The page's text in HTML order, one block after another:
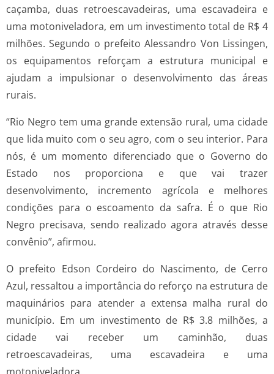
caçamba, duas retroescavadeiras, uma escavadeira e
uma motoniveladora, em um investimento total de R$ 4
milhões. Segundo o prefeito Alessandro Von Lissingen,
os equipamentos reforçam a estrutura municipal e
ajudam a impulsionar o desenvolvimento das áreas
rurais.
“Rio Negro tem uma grande extensão rural, uma cidade
que lida muito com o seu agro, com o seu interior. Para
nós, é um momento diferenciado que o Governo do
Estado nos proporciona e que vai trazer
desenvolvimento, incremento agrícola e melhores
condições para o escoamento da safra. É o que Rio
Negro precisava, sendo realizado agora através desse
convênio”, afirmou.
O prefeito Edson Cordeiro do Nascimento, de Cerro
Azul, ressaltou a importância do reforço na estrutura de
maquinários para atender a extensa malha rural do
município. Em um investimento de R$ 3.8 milhões, a
cidade vai receber um caminhão, duas
retroescavadeiras, uma escavadeira e uma